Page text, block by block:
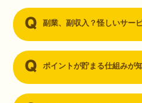
副業、副収入？怪しいサー
ポイントが貯まる仕組みが